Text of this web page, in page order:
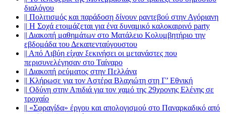
διαλόγου
|| Πολιτισμός και παράδοση δίνουν ραντεβού στην Αγόριανη
|| Η Σοχά ετοιμάζεται για ένα δυναμικό καλοκαιρινό party
|| Διακοπή μαθημάτων στο Ματάλειο Κολυμβητήριο την
εβδομάδα του Δεκαπενταύγουστου
|| Από Λιβύη είχαν ξεκινήσει οι μετανάστες που
περισυνελέγησαν στο Ταίναρο
|| Διακοπή ρεύματος στην Πελλάνα
|| Κλήρωσε για τον Αστέρα Βλαχιώτη στη Γ’ Εθνική
|| Οδύνη στην Απιδιά για τον χαμό της 29χρονης Ελένης σε
τροχαίο
|| «Σφραγίδα» έργου και απολογισμού στο Παναρκαδικό από